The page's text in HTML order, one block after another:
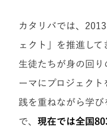
カタリバでは、
ェクト」を推進して
生徒たちが身の回
ーマにプロジェク
践を重ねながら学び
で、現在では全国